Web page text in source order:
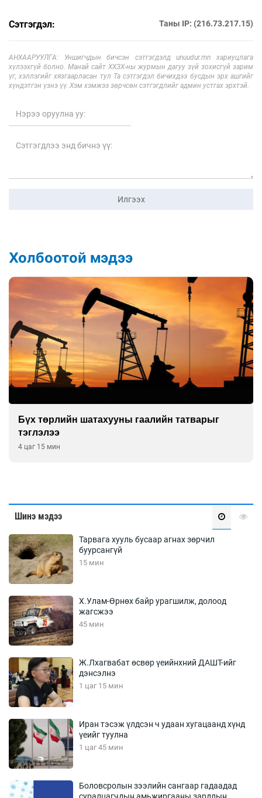
Сэтгэгдэл: Таны IP: (216.73.217.15)
АНХААРУУЛГА: Уншигчдын бичсэн сэтгэгдэлд unuudur.mn хариуцлага
хүлээхгүй болно. Манай сайт ХХЗХ-ны журмын дагуу зүй зохисгүй зарим
үг, хэллэгийг хязгаарласан тул Та сэтгэгдэл бичихдээ бусдын эрх ашгийг
хүндэтгэн үзнэ үү. Хэм хэмжээ зөрчсөн сэтгэгдлийг админ устгах эрхтэй.
Илгээх
Холбоотой мэдээ
Бүх төрлийн шатахууны гаалийн татварыг
тэглэлээ
4 цаг 15 мин
Шинэ мэдээ
Тарвага хууль бусаар агнах зөрчил
буурсангүй
15 мин
Х.Улам-Өрнөх байр урагшилж, долоод
жагсжээ
45 мин
Ж.Лхагвабат өсвөр үеийнхний ДАШТ-ийг
дэнсэлнэ
1 цаг 15 мин
Иран тэсэж үлдсэн ч удаан хугацаанд хүнд
үеийг туулна
1 цаг 45 мин
Боловсролын зээлийн сангаар гадаадад